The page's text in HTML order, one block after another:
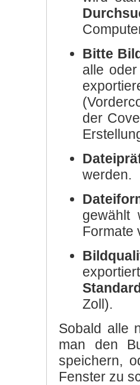
Bitte
alle
der
werden.
gewählt
Formate
Zoll).
Sobald alle
man den
speichern,
Fenster zu